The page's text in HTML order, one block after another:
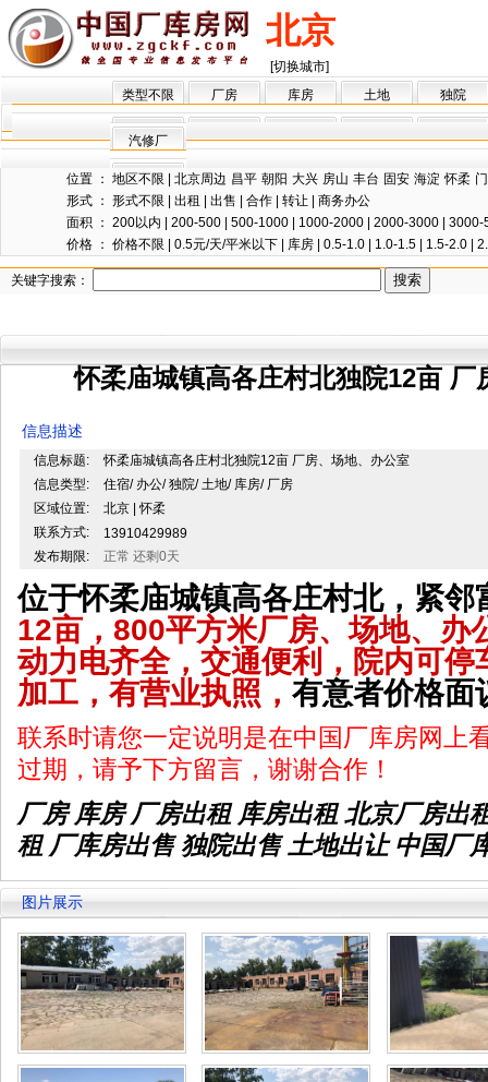
北京
[切换城市]
类型不限
厂房 库房 土地 独院
汽修厂
位置 ： 地区不限 北京周边 昌平 朝阳 大兴 房山 丰台 固安 海淀 怀柔
形式 ： 形式不限 出租 出售 合作 转让
商务办公
面积 ： 200以内 200-500 500-1000 1000-2000 2000-3000
3000-
价格 ： 价格不限 0.5元/天/平米以下 库房 0.5-1.0 1.0-1.5 1.5-2.0
关键字搜索：
怀柔庙城镇高各庄村北独院12亩 厂
信息描述
信息标题:
怀柔庙城镇高各庄村北独院12亩 厂房、场地、办公室
信息类型:
住宿/ 办公/ 独院/ 土地/ 库房/ 厂房
区域位置:
北京 | 怀柔
联系方式:
13910429989
发布期限:
正常 还剩0天
位于怀柔庙城镇高各庄村北，紧邻
12亩，800平方米厂房、场地、办
动力电齐全，交通便利，院内可停
加工，有营业执照， 有意者价格面
联系时请您一定说明是在中国厂库房网上
过期，请予下方留言，谢谢合作！
厂房 库房 厂房出租 库房出租 北京厂房出
租 厂库房出售 独院出售 土地出让 中国厂
图片展示